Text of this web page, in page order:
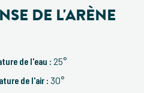
DE L'ARÈNE
de l'eau :25°
de l'air : 30°